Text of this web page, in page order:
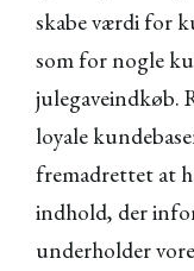
skabe værdi for
som for nogle
julegaveindkøb.
loyale
fremadrettet at
indhold, der
underholder